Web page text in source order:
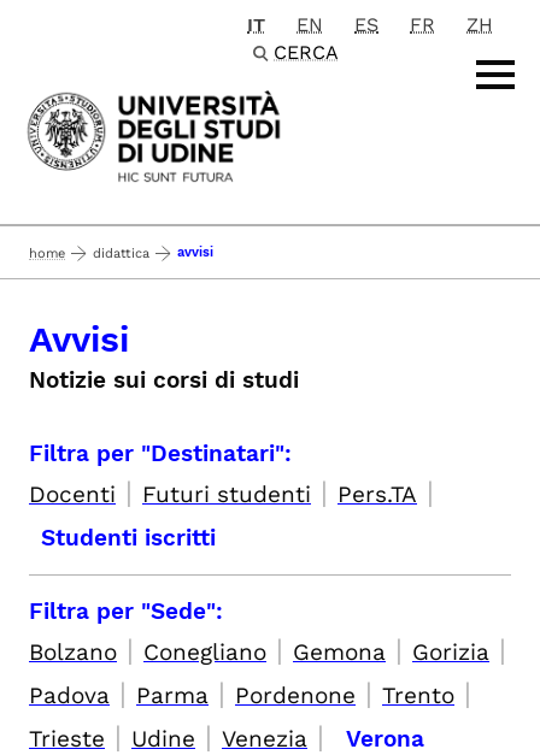
Passa al contenuto principale
IT EN ES FR
ZH
CERCA
home didattica avvisi
Avvisi
Notizie sui corsi di studi
Filtra per "Destinatari":
Docenti | Futuri studenti | Pers.TA |
Studenti iscritti
Filtra per "Sede":
Bolzano | Conegliano | Gemona | Gorizia |
Padova | Parma | Pordenone | Trento |
Trieste | Udine | Venezia | Verona